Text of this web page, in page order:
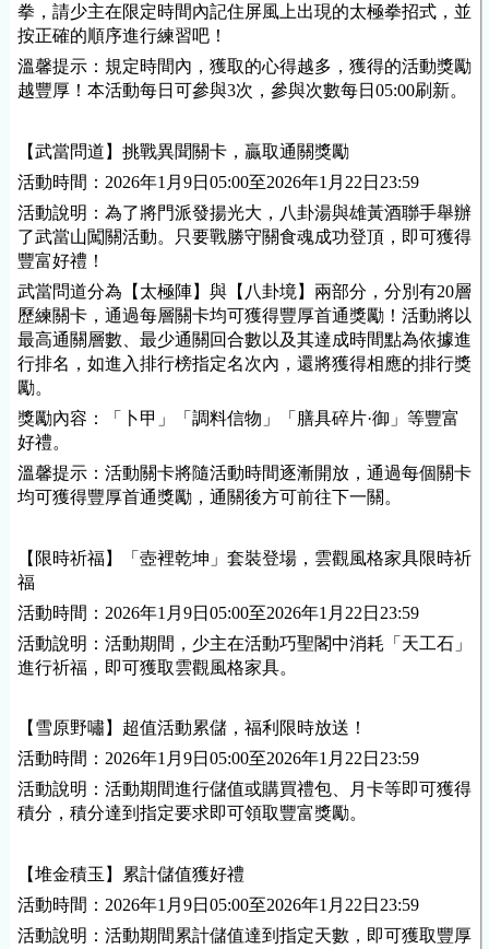
拳，請少主在限定時間內記住屏風上出現的太極拳招式，並
按正確的順序進行練習吧！
溫馨提示：規定時間內，獲取的心得越多，獲得的活動獎勵
越豐厚！本活動每日可參與3次，參與次數每日05:00刷新。
【武當問道】挑戰異聞關卡，贏取通關獎勵
活動時間：2026年1月9日05:00至2026年1月22日23:59
活動說明：為了將門派發揚光大，八卦湯與雄黃酒聯手舉辦
了武當山闖關活動。只要戰勝守關食魂成功登頂，即可獲得
豐富好禮！
武當問道分為【太極陣】與【八卦境】兩部分，分別有20層
歷練關卡，通過每層關卡均可獲得豐厚首通獎勵！活動將以
最高通關層數、最少通關回合數以及其達成時間點為依據進
行排名，如進入排行榜指定名次內，還將獲得相應的排行獎
勵。
獎勵內容：「卜甲」「調料信物」「膳具碎片·御」等豐富
好禮。
溫馨提示：活動關卡將隨活動時間逐漸開放，通過每個關卡
均可獲得豐厚首通獎勵，通關後方可前往下一關。
【限時祈福】「壺裡乾坤」套裝登場，雲觀風格家具限時祈
福
活動時間：2026年1月9日05:00至2026年1月22日23:59
活動說明：活動期間，少主在活動巧聖閣中消耗「天工石」
進行祈福，即可獲取雲觀風格家具。
【雪原野嘯】超值活動累儲，福利限時放送！
活動時間：2026年1月9日05:00至2026年1月22日23:59
活動說明：活動期間進行儲值或購買禮包、月卡等即可獲得
積分，積分達到指定要求即可領取豐富獎勵。
【堆金積玉】累計儲值獲好禮
活動時間：2026年1月9日05:00至2026年1月22日23:59
活動說明：活動期間累計儲值達到指定天數，即可獲取豐厚